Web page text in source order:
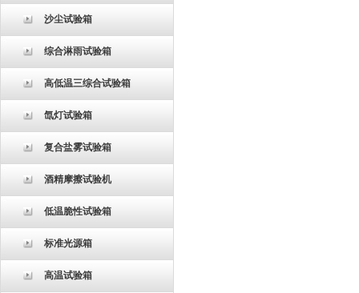
沙尘试验箱
综合淋雨试验箱
高低温三综合试验箱
氙灯试验箱
复合盐雾试验箱
酒精摩擦试验机
低温脆性试验箱
标准光源箱
高温试验箱